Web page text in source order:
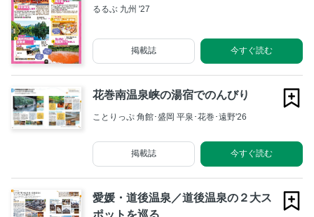
るるぶ 九州 '27
今すぐ読む
掲載誌
花巻南温泉峡の湯宿でのんびり
ことりっぷ 角館･盛岡 平泉･花巻･遠野'26
今すぐ読む
掲載誌
愛媛・道後温泉／道後温泉の２大ス
ポットを巡る